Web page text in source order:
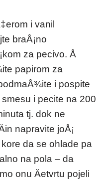
i vanil
braÅ¡no
za pecivo. Å
papirom za
i pospite
smesu i pecite na 200
tj. dok ne
napravite joÅ¡
da se ohlade pa
na pola – da
onu Äetvrtu pojeli